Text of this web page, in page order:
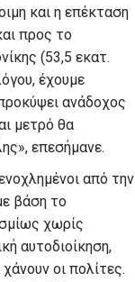
και η επέκταση
προς το
(53,5 εκατ.
έχουμε
ανάδοχος
μετρό θα
επεσήμανε.
από την
βάση το
χωρίς
αυτοδιοίκηση,
οι πολίτες.